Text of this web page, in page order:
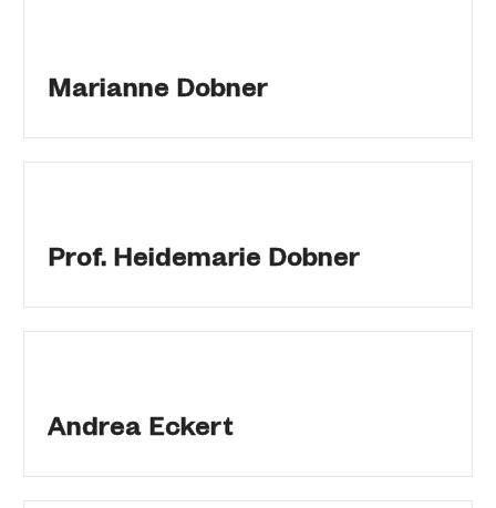
Marianne Dobner
Prof. Heidemarie Dobner
Andrea Eckert